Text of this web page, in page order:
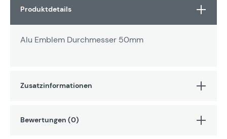
Produktdetails
Alu Emblem Durchmesser 50mm
Zusatzinformationen
Bewertungen (0)